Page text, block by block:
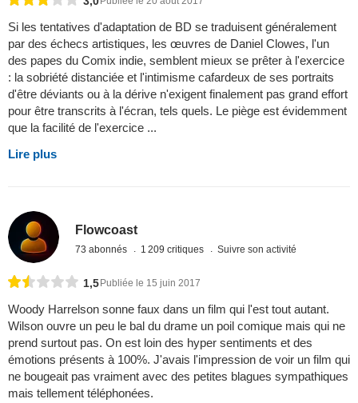
Si les tentatives d'adaptation de BD se traduisent généralement
par des échecs artistiques, les œuvres de Daniel Clowes, l'un
des papes du Comix indie, semblent mieux se prêter à l'exercice
: la sobriété distanciée et l'intimisme cafardeux de ses portraits
d'être déviants ou à la dérive n'exigent finalement pas grand effort
pour être transcrits à l'écran, tels quels. Le piège est évidemment
que la facilité de l'exercice ...
Lire plus
Flowcoast
73 abonnés 1 209 critiques Suivre son activité
1,5Publiée le 15 juin 2017
Woody Harrelson sonne faux dans un film qui l'est tout autant.
Wilson ouvre un peu le bal du drame un poil comique mais qui ne
prend surtout pas. On est loin des hyper sentiments et des
émotions présents à 100%. J'avais l'impression de voir un film qui
ne bougeait pas vraiment avec des petites blagues sympathiques
mais tellement téléphonées.